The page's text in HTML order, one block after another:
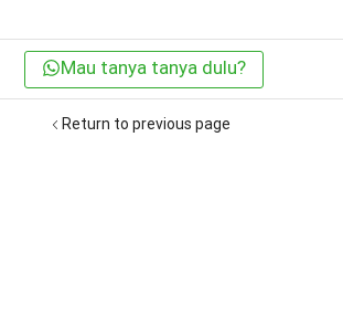
Mau tanya tanya dulu?
Return to previous page